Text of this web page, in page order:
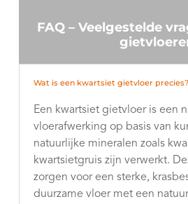
FAQ – Veelgestelde
Wat is een kwartsiet gietvloer precies?
Een kwartsiet gietvloer is een
vloerafwerking op basis van
natuurlijke mineralen zoals
kwartsietgruis zijn verwerkt.
zorgen voor een sterke,
duurzame vloer met een